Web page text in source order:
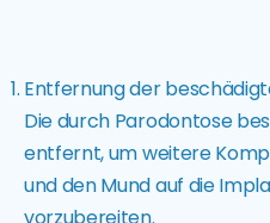
Entfernung der
Die durch Parodontose
entfernt, um weitere
und den Mund auf die